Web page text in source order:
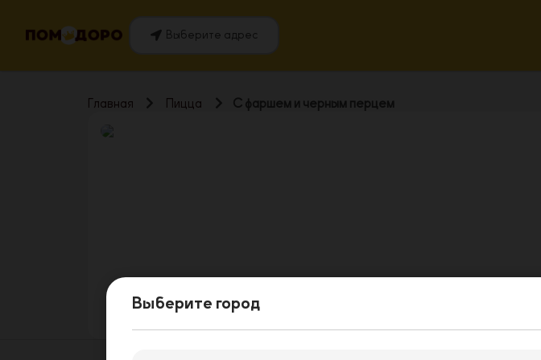
Выберите адрес
Главная Пицца С фаршем и черным перцем
Выберите город